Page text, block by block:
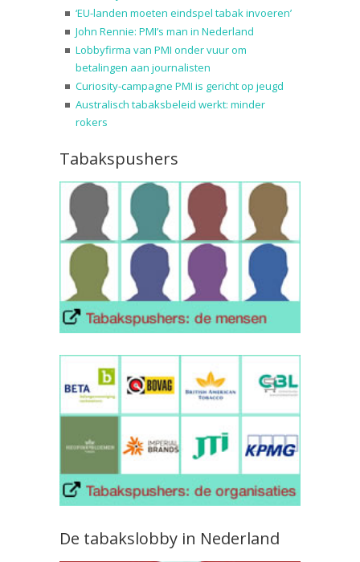
‘EU-landen moeten eindspel tabak invoeren’
John Rennie: PMI’s man in Nederland
Lobbyfirma van PMI onder vuur om
betalingen aan journalisten
Curiosity-campagne PMI is gericht op jeugd
Australisch tabaksbeleid werkt: minder
rokers
Tabakspushers
De tabakslobby in Nederland